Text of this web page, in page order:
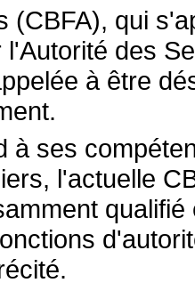
(CBFA), qui
l'Autorité des
à être
à ses
l'actuelle